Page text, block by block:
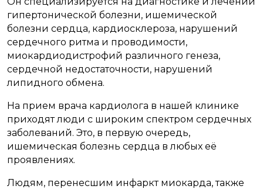
гипертонической болезни, ишемической
болезни сердца, кардиосклероза, нарушений
сердечного ритма и проводимости,
миокардиодистрофий различного генеза,
сердечной недостаточности, нарушений
липидного обмена.
На прием врача кардиолога в нашей клинике
приходят люди с широким спектром сердечных
заболеваний. Это, в первую очередь,
ишемическая болезнь сердца в любых её
проявлениях.
Людям, перенесшим инфаркт миокарда, также